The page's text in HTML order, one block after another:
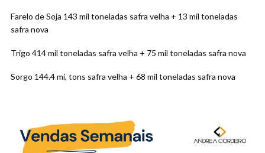
Farelo de Soja 143 mil toneladas safra velha + 13 mil toneladas
safra nova
Trigo 414 mil toneladas safra velha + 75 mil toneladas safra nova
Sorgo 144.4 mi, tons safra velha + 68 mil toneladas safra nova